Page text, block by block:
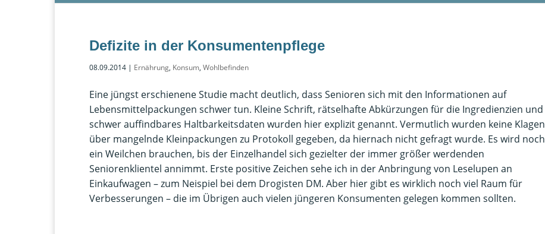
Defizite in der Konsumentenpflege
08.09.2014 | Ernährung, Konsum, Wohlbefinden
Eine jüngst erschienene Studie macht deutlich, dass Senioren sich mit den Informationen auf
Lebensmittelpackungen schwer tun. Kleine Schrift, rätselhafte Abkürzungen für die Ingredienzien und
schwer auffindbares Haltbarkeitsdaten wurden hier explizit genannt. Vermutlich wurden keine Klagen
über mangelnde Kleinpackungen zu Protokoll gegeben, da hiernach nicht gefragt wurde. Es wird noch
ein Weilchen brauchen, bis der Einzelhandel sich gezielter der immer größer werdenden
Seniorenklientel annimmt. Erste positive Zeichen sehe ich in der Anbringung von Leselupen an
Einkaufwagen – zum Neispiel bei dem Drogisten DM. Aber hier gibt es wirklich noch viel Raum für
Verbesserungen – die im Übrigen auch vielen jüngeren Konsumenten gelegen kommen sollten.